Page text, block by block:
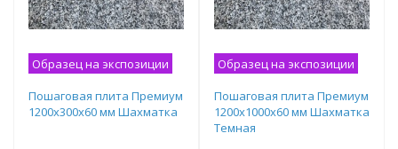
Образец на экспозиции
Пошаговая плита Премиум
1200х300х60 мм Шахматка
Образец на экспозиции
Пошаговая плита Премиум
1200х1000х60 мм Шахматка
Темная